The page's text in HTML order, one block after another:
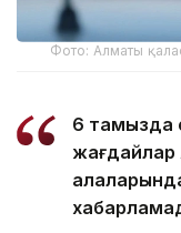
Фото: Алматы
6 тамызда
жағдайлар